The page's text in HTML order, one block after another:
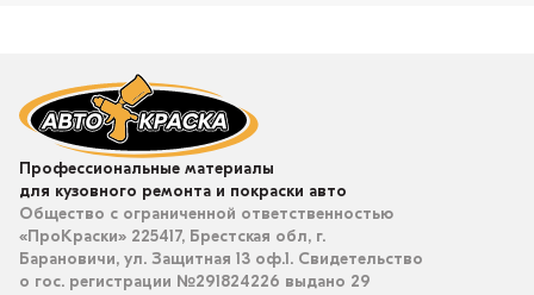
Профессиональные материалы
для кузовного ремонта и покраски авто
Общество с ограниченной ответственностью
«ПроКраски» 225417, Брестская обл, г.
Барановичи, ул. Защитная 13 оф.1. Свидетельство
о гос. регистрации №291824226 выдано 29